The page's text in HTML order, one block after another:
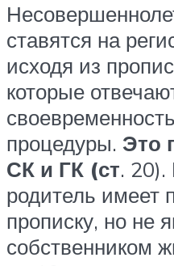
ставятся на
исходя из
которые
процедуры. Это
СК и ГК (ст. 20).
родитель имеет
прописку, но не
собственником